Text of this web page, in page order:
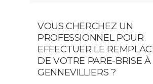
VOUS CHERCHEZ UN
PROFESSIONNEL POUR
EFFECTUER LE
DE VOTRE PARE-BRISE À
GENNEVILLIERS ?